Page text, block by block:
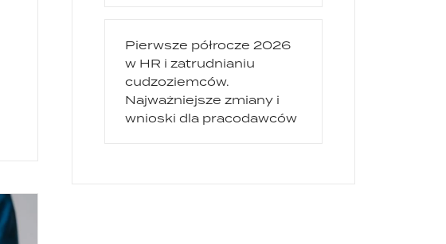
Pierwsze półrocze 2026
w HR i zatrudnianiu
cudzoziemców.
Najważniejsze zmiany i
wnioski dla pracodawców